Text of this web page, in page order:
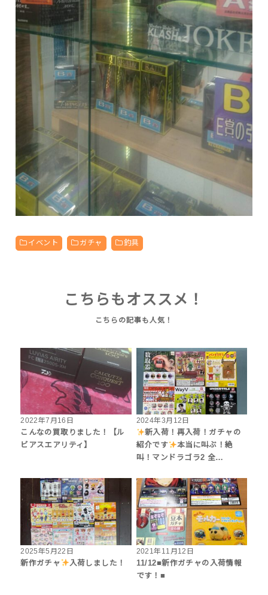
イベント ガチャ 釣具
こちらもオススメ！
2022年7月16日
こんなの買取りました！【ル
ビアスエアリティ】
2024年3月12日
新入荷！再入荷！ガチャの
紹介です
本当に叫ぶ！絶
叫！マンドラゴラ2 全…
2025年5月22日
新作ガチャ
入荷しました！
2021年11月12日
11/12■新作ガチャの入荷情報
です！■